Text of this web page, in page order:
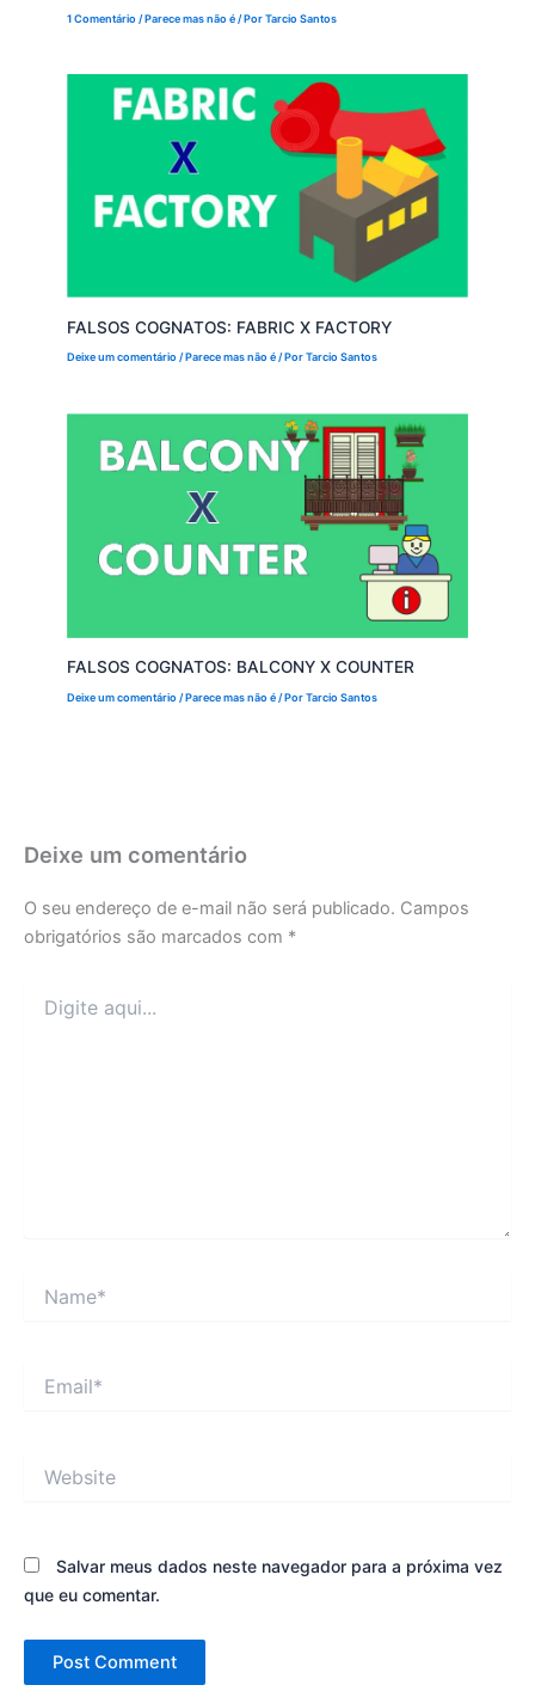
1 Comentário /Parece mas não é/ PorTarcio Santos
FALSOS COGNATOS: FABRIC X FACTORY
Deixe um comentário /Parece mas não é/ PorTarcio Santos
FALSOS COGNATOS: BALCONY X COUNTER
Deixe um comentário /Parece mas não é/ PorTarcio Santos
Deixe um comentário
O seu endereço de e-mail não será publicado. Campos
obrigatórios são marcados com *
aqui...
Salvar meus dados neste navegador para a próxima vez
que eu comentar.